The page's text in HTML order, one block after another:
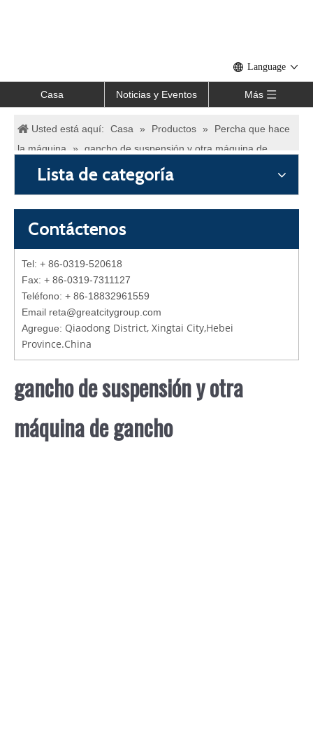
Language
Casa Noticias y Eventos Más
Usted está aquí: Casa » Productos »
Percha que hace
la máquina
» gancho de suspensión y otra máquina de
ganchoLista de categoría
Contáctenos
Tel: + 86-0319-520618
Fax: + 86-0319-7311127
Teléfono: + 86-18832961559
Email reta@greatcitygroup.com
Agregue: Qiaodong District, Xingtai City,Hebei
Province.China
gancho de suspensión y otra
máquina de gancho